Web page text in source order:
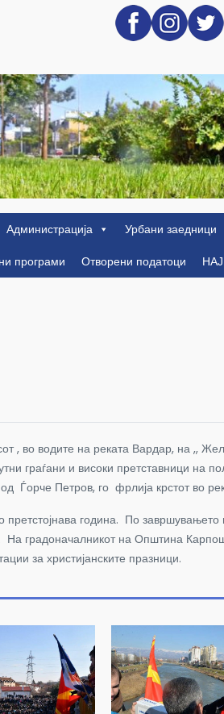
Администрација Урбани заедници
програми Отворени податоци
, во водите на реката Вардар, на ,,
граѓани и високи претставници
Ѓорче Петров, го фрлија крстот во
претстојнава година. По
На градоначалникот на Општина
за христијанските празници.